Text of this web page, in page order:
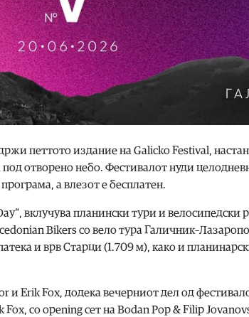
петтото издание на Galicko Festival, настан
под отворено небо. Фестивалот нуди
а влезот е бесплатен.
вклучува планински тури и велосипедски
Bikers со вело тура
и врв Старци (1.709 м), како и
и Erik Fox, додека вечерниот дел од
со opening сет на Bodan Pop & Filip